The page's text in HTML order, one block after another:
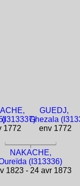
(I313337)
1772
GUEDJ,
Ghezala
env 1772
NAKACHE,
(I313336)
1823 - 24 avr 1873